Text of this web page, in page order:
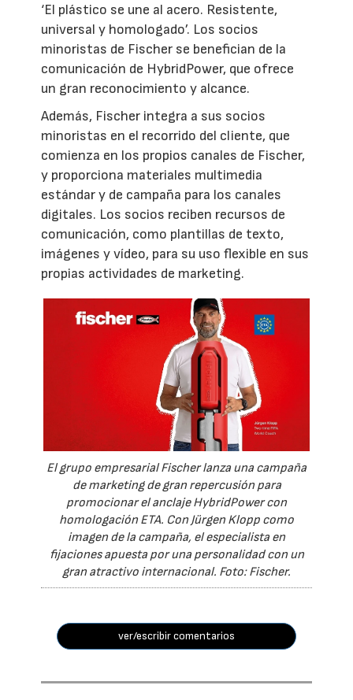
‘El plástico se une al acero. Resistente,
universal y homologado’. Los socios
minoristas de Fischer se benefician de la
comunicación de HybridPower, que ofrece
un gran reconocimiento y alcance.
Además, Fischer integra a sus socios
minoristas en el recorrido del cliente, que
comienza en los propios canales de Fischer,
y proporciona materiales multimedia
estándar y de campaña para los canales
digitales. Los socios reciben recursos de
comunicación, como plantillas de texto,
imágenes y vídeo, para su uso flexible en sus
propias actividades de marketing.
El grupo empresarial Fischer lanza una campaña
de marketing de gran repercusión para
promocionar el anclaje HybridPower con
homologación ETA. Con Jürgen Klopp como
imagen de la campaña, el especialista en
fijaciones apuesta por una personalidad con un
gran atractivo internacional. Foto: Fischer.
ver/escribir comentarios